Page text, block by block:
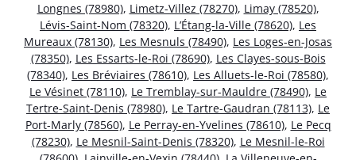
Longnes (78980), Limetz-Villez (78270), Limay (78520),
Lévis-Saint-Nom (78320), L’Étang-la-Ville (78620), Les
Mureaux (78130), Les Mesnuls (78490), Les Loges-en-Josas
(78350), Les Essarts-le-Roi (78690), Les Clayes-sous-Bois
(78340), Les Bréviaires (78610), Les Alluets-le-Roi (78580),
Le Vésinet (78110), Le Tremblay-sur-Mauldre (78490), Le
Tertre-Saint-Denis (78980), Le Tartre-Gaudran (78113), Le
Port-Marly (78560), Le Perray-en-Yvelines (78610), Le Pecq
(78230), Le Mesnil-Saint-Denis (78320), Le Mesnil-le-Roi